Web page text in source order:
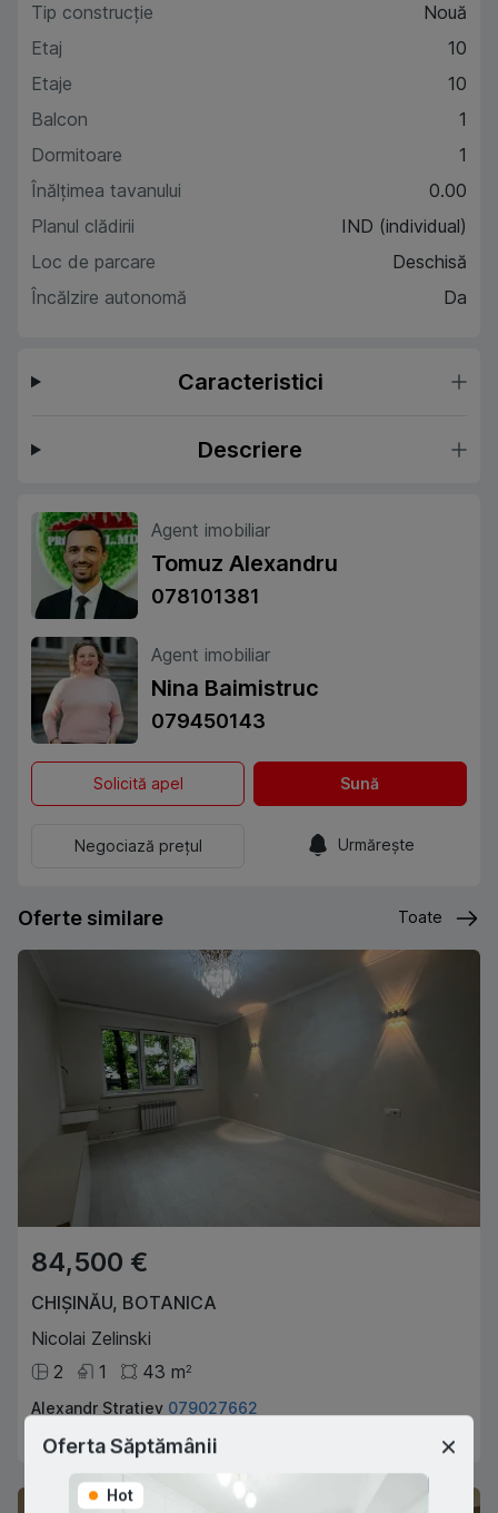
Tip construcție
Nouă
Etaj
10
Etaje
10
Balcon
1
Dormitoare
1
Înălțimea tavanului
0.00
Planul clădirii
IND (individual)
Loc de parcare
Deschisă
Încălzire autonomă
Da
Caracteristici
Descriere
Agent imobiliar
Tomuz Alexandru
078101381
Agent imobiliar
Nina Baimistruc
079450143
Solicită apel Sună
Negociază prețul Urmărește
Oferte similare Toate
84,500 €
CHIȘINĂU, BOTANICA
Nicolai Zelinski
2
1 43 m2
Alexandr Stratiev 079027662
Agent imobiliar
Oferta Săptămânii
Hot Hot